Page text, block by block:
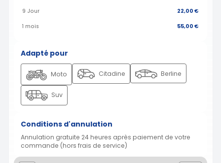
9 Jour 22,00 €
1 mois 55,00 €
Adapté pour
Moto Citadine Berline
Suv
Conditions d'annulation
Annulation gratuite 24 heures après paiement de votre
commande (hors frais de service)